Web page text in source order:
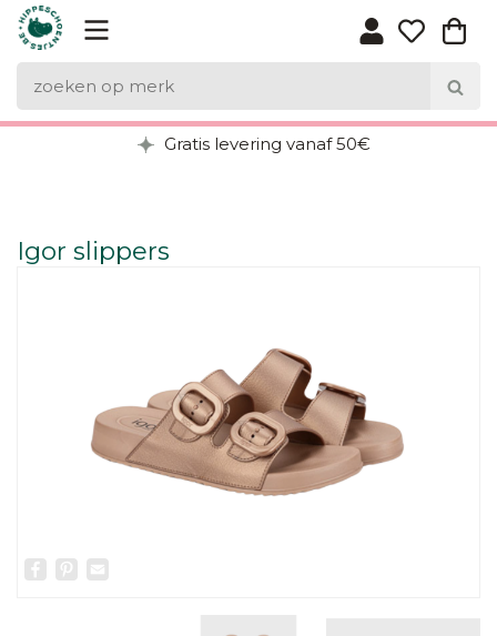
Gratis levering vanaf 50€
Igor slippers
Facebook
Pinterest